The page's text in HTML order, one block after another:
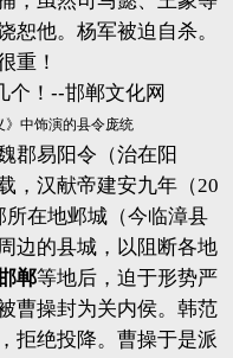
恕他。杨军被迫自杀。
重！
》中饰演的县令庞统
郡易阳令（治在阳
，汉献帝建安九年（20
在地邺城（今临漳县
边的县城，以阻断各地
郸等地后，迫于形势严
曹操封为关内侯。韩范
拒绝投降。曹操于是派